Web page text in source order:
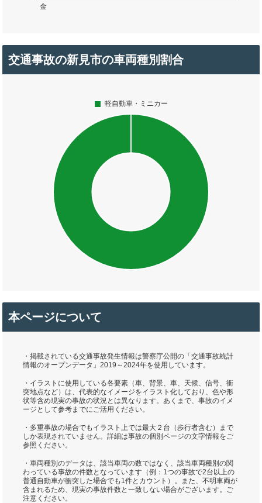
交通事故の新見市の車両種別割合
本ページについて
・掲載されている交通事故発生情報は警察庁公開の「交通事故統計
情報のオープンデータ」2019～2024年を使用しています。
・イラストに使用している各要素（車、背景、車、天候、信号、衝
突地点など）は、代表的なイメージをイラスト化しており、色や形
状等含め現実の事故の状況とは異なります。あくまで、事故のイメ
ージとして参考までにご活用ください。
・多重事故の場合でもイラスト上では最大２台（歩行者含む）まで
しか表現されていません。詳細は事故の個別ページの文字情報をご
参照ください。
・車両種別のデータは、該当車両の数ではなく、該当車両種別の関
わっている事故の件数となっています（例：1つの事故で2台以上の
普通自動車が衝突した場合でも1件とカウント）。また、不明車両が
含まれるため、現実の事故件数と一致しない場合がございます。ご
注意ください。